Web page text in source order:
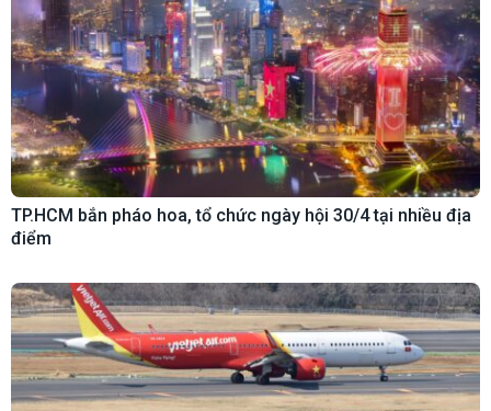
TP.HCM bắn pháo hoa, tổ chức ngày hội 30/4 tại nhiều địa
điểm